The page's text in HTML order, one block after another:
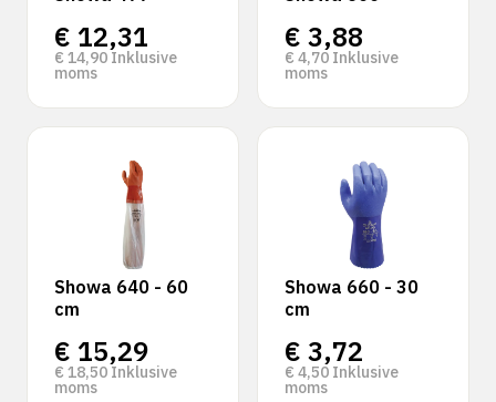
€ 12,31
€ 14,90 Inklusive
moms
€ 3,88
€ 4,70 Inklusive
moms
Showa 640 - 60
cm
€ 15,29
€ 18,50 Inklusive
moms
Showa 660 - 30
cm
€ 3,72
€ 4,50 Inklusive
moms